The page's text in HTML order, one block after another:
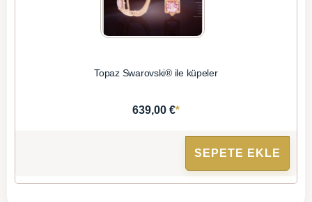
Topaz Swarovski® ile küpeler
639,00 €*
SEPETE EKLE